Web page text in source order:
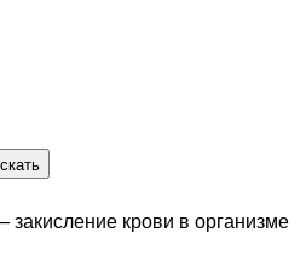
крови в организме